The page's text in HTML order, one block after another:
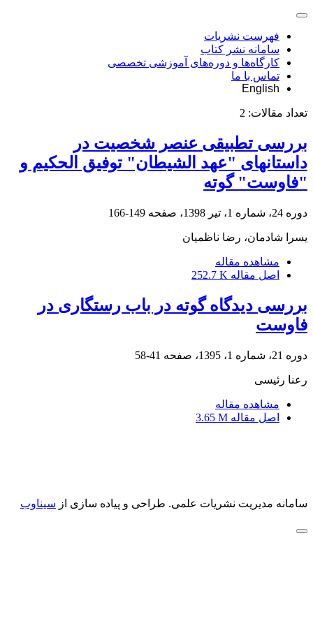
فهرست نشریات
سامانه نشر کتاب
کارگاه‌ها و دوره‌های آموزشی تخصصی
تماس با ما
English
تعداد مقالات: 2
بررسی تطبیقی عنصر شخصیت در
داستانهای "عهد الشیطان" توفیق الحکیم و
"فاوست" گوته
دوره 24، شماره 1، تیر 1398، صفحه 149-166
یسرا شادمان، رضا ناظمیان
مشاهده مقاله
اصل مقاله 252.7 K
بررسی دیدگاه گوته در باب رستگاری در
فاوست
دوره 21، شماره 1، 1395، صفحه 41-58
رعنا رئیسی
مشاهده مقاله
اصل مقاله 3.65 M
سامانه مدیریت نشریات علمی. طراحی و پیاده سازی از سیناوب